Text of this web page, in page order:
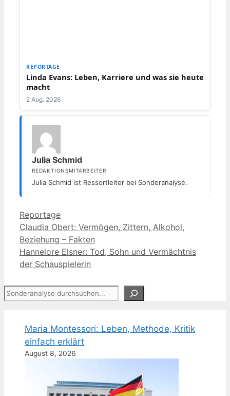
REPORTAGE
Linda Evans: Leben, Karriere und was sie heute
macht
2 Aug. 2026
Julia Schmid
REDAKTIONSMITARBEITER
Julia Schmid ist Ressortleiter bei Sonderanalyse.
Kategorien
Reportage
Claudia Obert: Vermögen, Zittern, Alkohol,
Beziehung – Fakten
Hannelore Elsner: Tod, Sohn und Vermächtnis
der Schauspielerin
Suchen
Maria Montessori: Leben, Methode, Kritik
einfach erklärt
August 8, 2026